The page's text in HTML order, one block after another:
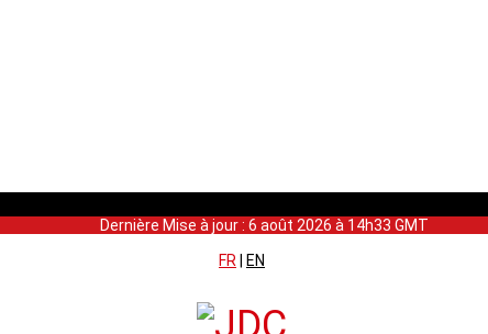
Dernière Mise à jour : 6 août 2026 à 14h33 GMT
FR
EN